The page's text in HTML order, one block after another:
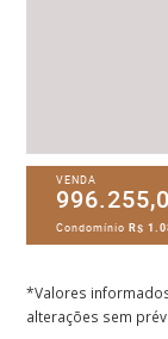
VENDA
CondomínioR$
*Valores
alterações sem